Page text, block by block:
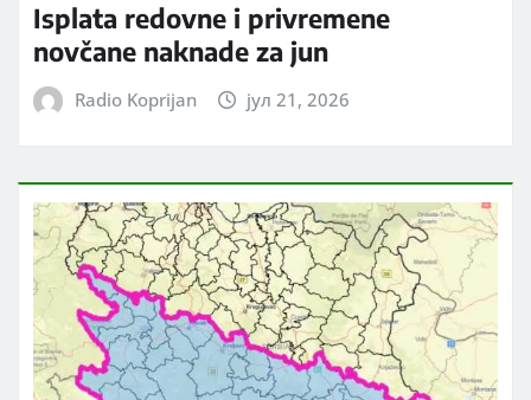
Isplata redovne i privremene
novčane naknade za jun
Radio Koprijan јул 21, 2026